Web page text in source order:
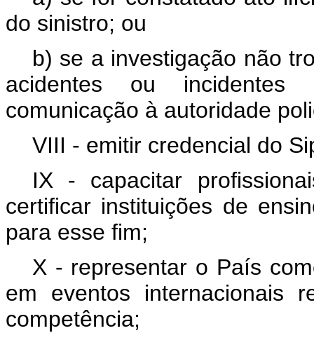
do sinistro; ou
b) se a investigação não
acidentes ou incidentes
comunicação à autoridade
VIII - emitir credencial do
IX - capacitar
certificar instituições de
para esse fim;
X - representar o País
em eventos internacionais
competência;